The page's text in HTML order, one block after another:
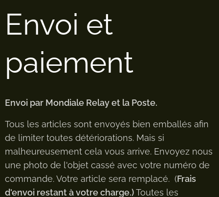
Envoi et
paiement
Envoi par Mondiale Relay et la Poste.
Tous les articles sont envoyés bien emballés afin
de limiter toutes détériorations. Mais si
malheureusement cela vous arrive. Envoyez nous
une photo de l'objet cassé avec votre numéro de
commande. Votre article sera remplacé. (Frais
d'envoi restant à votre charge.)Toutes les